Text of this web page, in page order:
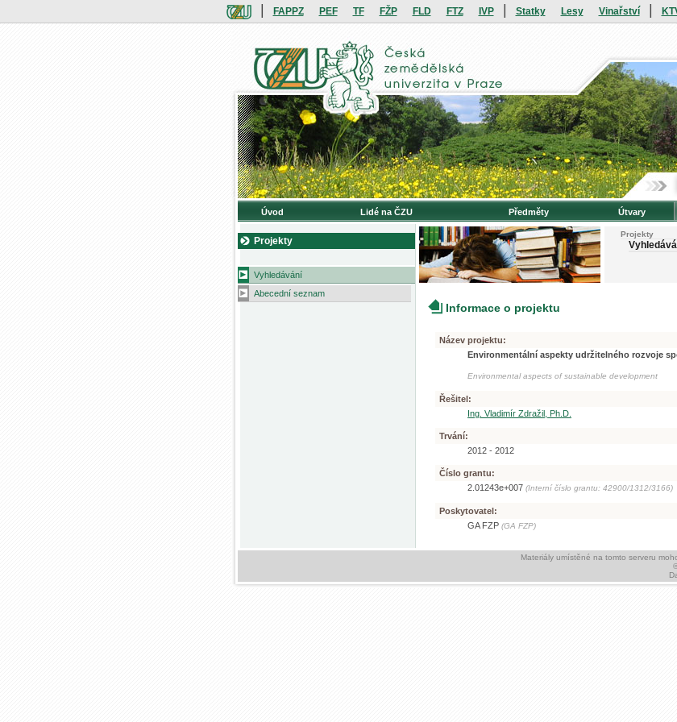
FAPPZ PEF TF FŽP FLD FTZ IVP Statky Lesy Vinařství
Úvod Lidé na ČZU Předměty Útvary
Projekty
Vyhledávání
Abecední seznam
Projekty
Informace o projektu
Název projektu:
Environmentální aspekty udržitelného rozvoje
Environmental aspects of sustainable development
Řešitel:
Ing. Vladimír Zdražil, Ph.D.
Trvání:
2012 - 2012
Číslo grantu:
2.01243e+007 (Interní číslo grantu: 42900/1312/3166)
Poskytovatel:
GA FZP (GA FZP)
Materiály umístěné na tomto serveru